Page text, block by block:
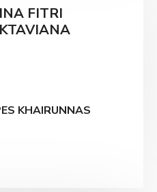
FITRI
KHAIRUNNAS